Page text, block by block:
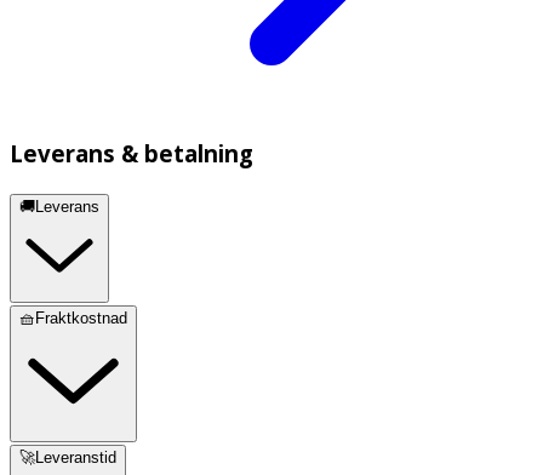
Leverans & betalning
🚚Leverans
🧺Fraktkostnad
🚀Leveranstid